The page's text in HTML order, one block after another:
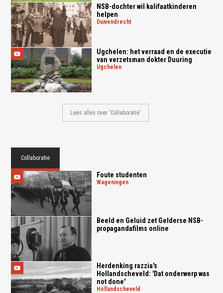
NSB-dochter wil kalifaatkinderen
helpen
duivendrecht
Ugchelen: het verraad en de executie
van verzetsman dokter Duuring
ugchelen
Lees alles over 'Collaboratie'
Collaboratie
Foute studenten
wageningen
Beeld en Geluid zet Gelderse NSB-
propagandafilms online
Herdenking razzia's
Hollandscheveld: 'Dat onderwerp was
not done'
hollandscheveld